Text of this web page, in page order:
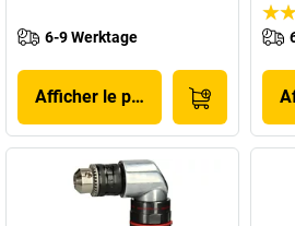
6-9 Werktage
Afficher le produit